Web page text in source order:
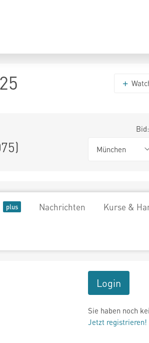
Bid:
) München
Nachrichten Kurse &
Login
Sie haben noch
Jetzt registrieren!